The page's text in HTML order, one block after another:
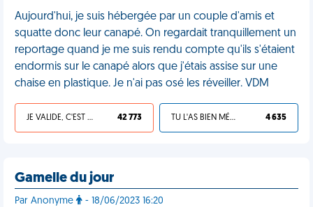
Aujourd'hui, je suis hébergée par un couple d'amis et
squatte donc leur canapé. On regardait tranquillement un
reportage quand je me suis rendu compte qu'ils s'étaient
endormis sur le canapé alors que j'étais assise sur une
chaise en plastique. Je n'ai pas osé les réveiller. VDM
JE VALIDE, C'EST UNE VDM 42 773 TU L'AS BIEN MÉRITÉ 4 635
Gamelle du jour
Par Anonyme - 18/06/2023 16:20